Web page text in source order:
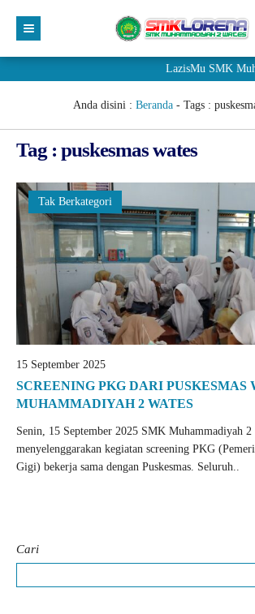
LazisMu SMK
Anda disini : Beranda - Tags :
Tag : puskesmas wates
Tak Berkategori
15 September 2025
SCREENING PKG DARI PUSKESMAS
MUHAMMADIYAH 2 WATES
Senin, 15 September 2025 SMK Muhammadiyah 2
menyelenggarakan kegiatan screening PKG
Gigi) bekerja sama dengan Puskesmas. Seluruh..
Cari